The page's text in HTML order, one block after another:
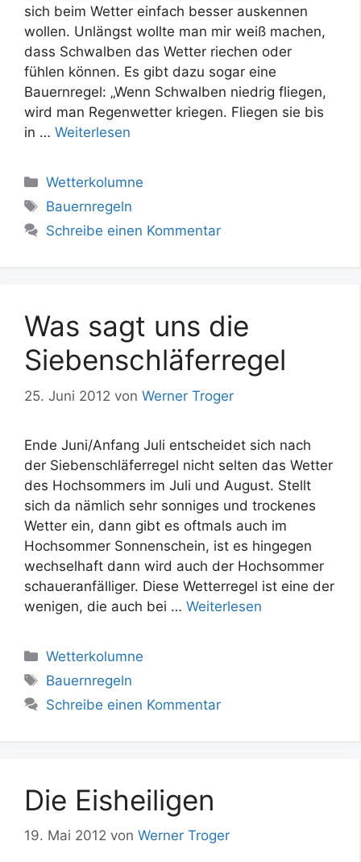
sich beim Wetter einfach besser auskennen
wollen. Unlängst wollte man mir weiß machen,
dass Schwalben das Wetter riechen oder
fühlen können. Es gibt dazu sogar eine
Bauernregel: „Wenn Schwalben niedrig fliegen,
wird man Regenwetter kriegen. Fliegen sie bis
in … Weiterlesen
Kategorien
Wetterkolumne
Schlagwörter
Bauernregeln
Schreibe einen Kommentar
Was sagt uns die
Siebenschläferregel
25. Juni 2012 von Werner Troger
Ende Juni/Anfang Juli entscheidet sich nach
der Siebenschläferregel nicht selten das Wetter
des Hochsommers im Juli und August. Stellt
sich da nämlich sehr sonniges und trockenes
Wetter ein, dann gibt es oftmals auch im
Hochsommer Sonnenschein, ist es hingegen
wechselhaft dann wird auch der Hochsommer
schaueranfälliger. Diese Wetterregel ist eine der
wenigen, die auch bei … Weiterlesen
Kategorien
Wetterkolumne
Schlagwörter
Bauernregeln
Schreibe einen Kommentar
Die Eisheiligen
19. Mai 2012 von Werner Troger